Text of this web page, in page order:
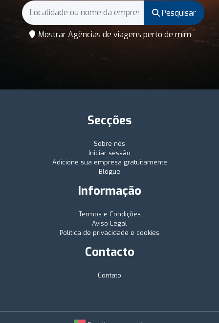
Pesquisar
Mostrar Agências de viagens perto de mim
Secções
Sobre nós
Iniciar sessão
Adicione sua empresa gratuitamente
Blogue
Informação
Termos e Condições
Aviso Legal
Política de privacidade e cookies
Contacto
Contato